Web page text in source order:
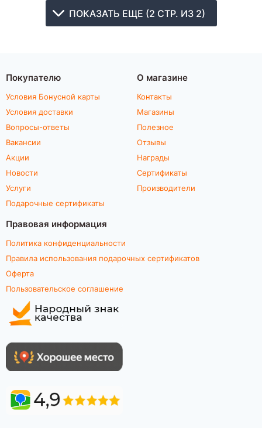
ПОКАЗАТЬ ЕЩЕ (2 СТР. ИЗ 2)
Покупателю
Условия Бонусной карты
Условия доставки
Вопросы-ответы
Вакансии
Акции
Новости
Услуги
Подарочные сертификаты
О магазине
Контакты
Магазины
Полезное
Отзывы
Награды
Сертификаты
Производители
Правовая информация
Политика конфиденциальности
Правила использования подарочных сертификатов
Оферта
Пользовательское соглашение